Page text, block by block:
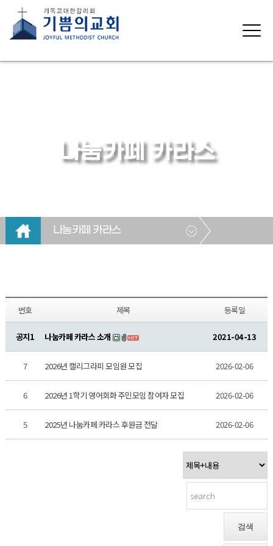
나눔카페 카라스
나눔카페 카라스
번호 제목 등록일
공지1 나눔카페 카라스 소개 2021-04-13
7 2026년 캘리그라피 모임원 모집 2026-02-06
6 2026년 1학기 영어회화 주민모임 참여자 모집 2026-02-06
5 2025년 나눔카페 카라스 후원금 전달 2026-02-06
검색